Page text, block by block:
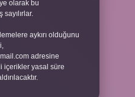
olarak bu
aykırı olduğunu
adresine
içerikler yasal süre